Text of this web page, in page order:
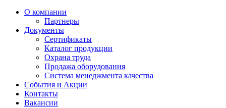
О компании
Партнеры
Документы
Сертификаты
Каталог продукции
Охрана труда
Продажа оборудования
Система менеджмента качества
События и Акции
Контакты
Вакансии